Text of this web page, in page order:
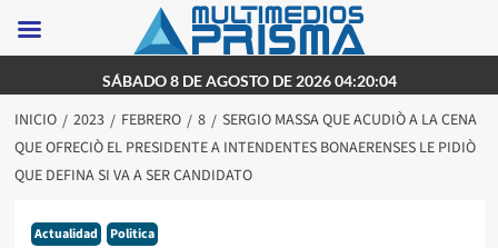
al
contenido
SÁBADO 8 DE AGOSTO DE 2026 04:20:04
INICIO 2023 FEBRERO 8
SERGIO MASSA QUE ACUDIÒ A LA CENA
QUE OFRECIÒ EL PRESIDENTE A INTENDENTES BONAERENSES LE PIDIÒ
QUE DEFINA SI VA A SER CANDIDATO
Actualidad Politica